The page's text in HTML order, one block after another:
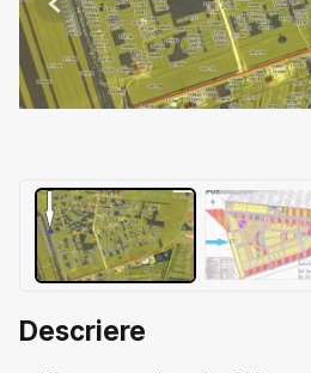
Previous
Descriere